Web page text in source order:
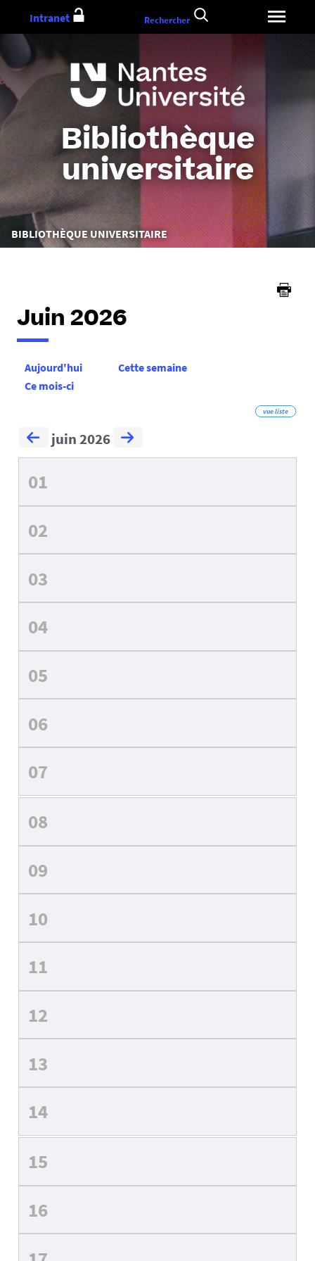
au
Bibliothèque
universitaire
Vous
êtes
BIBLIOTHÈQUE UNIVERSITAIRE
Intranet Rechercher
Juin 2026
Aujourd'hui
Cette semaine
Ce mois-ci
vue liste
juin 2026
01
02
03
04
05
06
07
08
09
10
11
12
13
14
15
16